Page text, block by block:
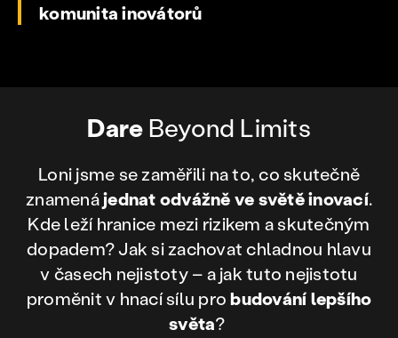
komunita inovátorů
DareBeyond Limits
Loni jsme se zaměřili na to, co skutečně
znamenájednat odvážně ve světě inovací.
Kde leží hranice mezi rizikem a skutečným
dopadem? Jak si zachovat chladnou hlavu
v časech nejistoty – a jak tuto nejistotu
proměnit v hnací sílu probudování lepšího
světa?